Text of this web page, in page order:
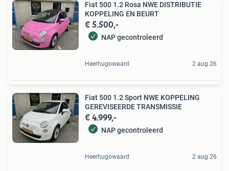
Fiat 500 1.2 Rosa NWE DISTRIBUTIE
KOPPELING EN BEURT
€ 5.500,-
NAP gecontroleerd
Heerhugowaard 2 aug 26
Fiat 500 1.2 Sport NWE KOPPELING
GEREVISEERDE TRANSMISSIE
€ 4.999,-
NAP gecontroleerd
Heerhugowaard 2 aug 26